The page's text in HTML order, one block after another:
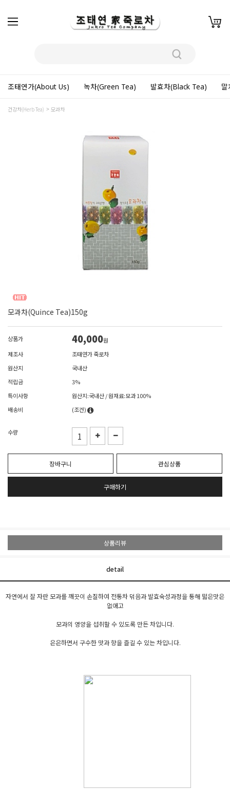
조태연가(About Us) 녹차(Green Tea) 발효차(Black Tea)
건강차(Herb Tea) 모과차
모과차(Quince Tea)150g
상품가 40,000원
제조사
조태연가 죽로차
원산지
국내산
적립금
3%
특이사항
원산지:국내산 / 원재료:모과 100%
배송비
(조건)
수량
장바구니 관심상품
구매하기
상품리뷰
detail
자연에서 잘 자란 모과를 깨끗이 손질하여 전통차 덖음과 발효숙성과정을 통해 떫은맛은
없애고
모과의 영양을 섭취할 수 있도록 만든 차입니다.
은은하면서 구수한 맛과 향을 즐길 수 있는 차입니다.